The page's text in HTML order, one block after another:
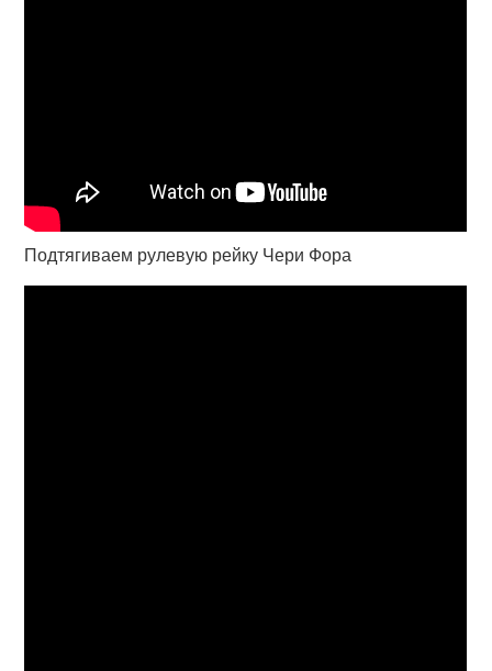
Подтягиваем рулевую рейку Чери Фора